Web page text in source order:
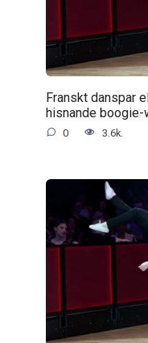
Franskt danspar
hisnande
0 3.6k.